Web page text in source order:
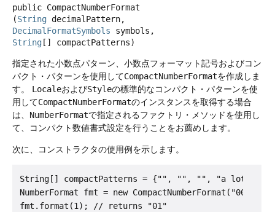
public CompactNumberFormat
(String
DecimalFormatSymbols
String[] compactPatterns)
指定された小数点パターン、小数点フォーマット記号およびコン
パクト・パターンを使用してCompactNumberFormatを作成しま
す。
LocaleおよびStyleの標準的なコンパクト・パターンを使
用してCompactNumberFormatのインスタンスを取得する場合
は、 NumberFormatで指定されるファクトリ・メソッドを使用し
て、コンパクト数値書式設定を行うことをお薦めします。
次に、コンストラクタの使用例を示します。
String[] compactPatterns = {"", "", "", "a lot"};
NumberFormat fmt = new CompactNumberFormat("00",
fmt.format(1); // returns "01"